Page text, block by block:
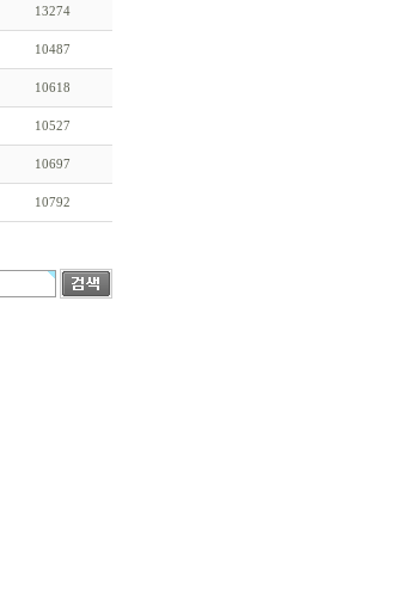
13274
10487
10618
10527
10697
10792